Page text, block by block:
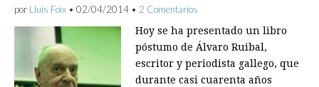
por Lluís Foix • 02/04/2014 • 2 Comentarios
Hoy se ha presentado un libro
póstumo de Álvaro Ruibal,
escritor y periodista gallego, que
durante casi cuarenta años